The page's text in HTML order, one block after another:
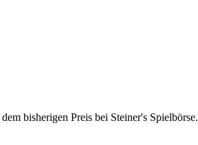
bisherigen Preis bei Steiner's Spielbörse.